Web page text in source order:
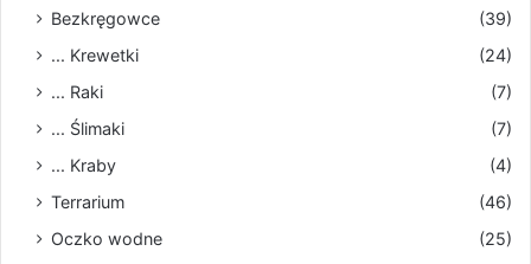
Bezkręgowce
(39)
... Krewetki
(24)
... Raki
(7)
... Ślimaki
(7)
... Kraby
(4)
Terrarium
(46)
Oczko wodne
(25)